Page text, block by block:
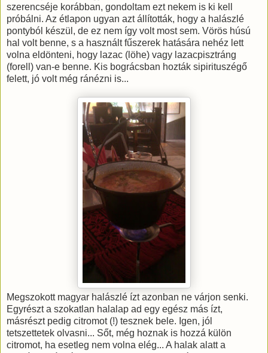
szerencséje korábban, gondoltam ezt nekem is ki kell
próbálni. Az étlapon ugyan azt állították, hogy a halászlé
pontyból készül, de ez nem így volt most sem. Vörös húsú
hal volt benne, s a használt fűszerek hatására nehéz lett
volna eldönteni, hogy lazac (löhe) vagy lazacpisztráng
(forell) van-e benne. Kis bográcsban hozták sipirituszégő
felett, jó volt még ránézni is...
Megszokott magyar halászlé ízt azonban ne várjon senki.
Egyrészt a szokatlan halalap ad egy egész más ízt,
másrészt pedig citromot (!) tesznek bele. Igen, jól
tetszettetek olvasni... Sőt, még hoznak is hozzá külön
citromot, ha esetleg nem volna elég... A halak alatt a